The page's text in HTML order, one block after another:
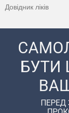
Довідник ліків
БУТИ